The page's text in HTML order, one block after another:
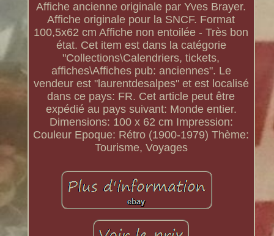
Affiche ancienne originale par Yves Brayer.
Affiche originale pour la SNCF. Format
100,5x62 cm Affiche non entoilée - Très bon
état. Cet item est dans la catégorie
"Collections\Calendriers, tickets,
affiches\Affiches pub: anciennes". Le
vendeur est "laurentdesalpes" et est localisé
dans ce pays: FR. Cet article peut être
expédié au pays suivant: Monde entier.
Dimensions: 100 x 62 cm Impression:
Couleur Epoque: Rétro (1900-1979) Thème:
Tourisme, Voyages